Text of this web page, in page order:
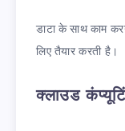
डाटा के साथ काम
लिए तैयार करती है।
क्लाउड